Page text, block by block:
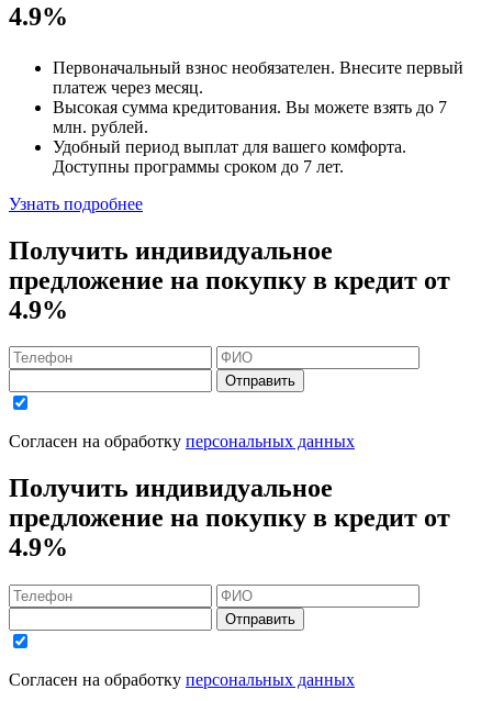
4.9%
Первоначальный взнос необязателен. Внесите первый
платеж через месяц.
Высокая сумма кредитования. Вы можете взять до 7
млн. рублей.
Удобный период выплат для вашего комфорта.
Доступны программы сроком до 7 лет.
Узнать подробнее
Получить индивидуальное
предложение на покупку в кредит от
4.9%
Отправить
Согласен на обработку персональных данных
Получить индивидуальное
предложение на покупку в кредит от
4.9%
Отправить
Согласен на обработку персональных данных